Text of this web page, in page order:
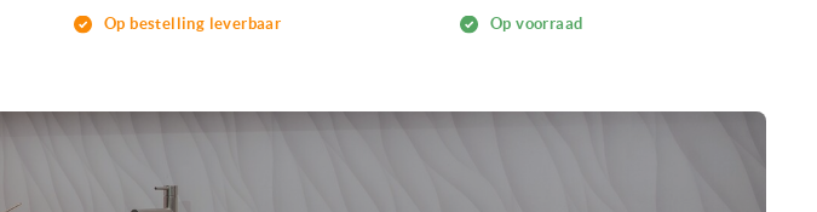
Op bestelling leverbaar Op voorraad